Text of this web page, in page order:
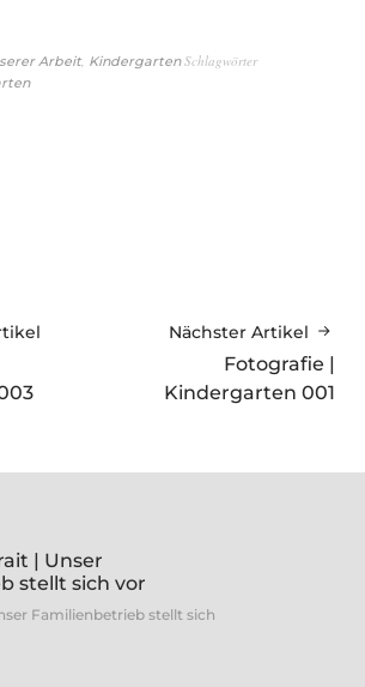
Arbeit Kindergarten Schlagwörter
Nächster Artikel
Fotografie |
Kindergarten 001
Familienbetrieb stellt sich